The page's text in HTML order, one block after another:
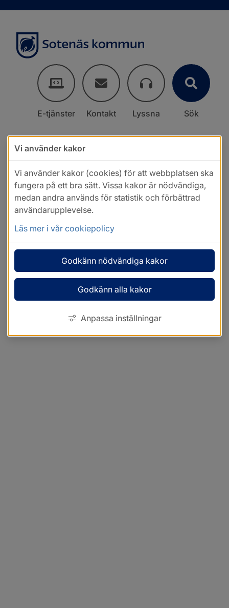
E-tjänster Kontakt Lyssna Sök
Vi använder kakor
Vi använder kakor (cookies) för att webbplatsen ska
fungera på ett bra sätt. Vissa kakor är nödvändiga,
medan andra används för statistik och förbättrad
användarupplevelse.
Läs mer i vår cookiepolicy
Godkänn nödvändiga kakor
Godkänn alla kakor
Anpassa inställningar